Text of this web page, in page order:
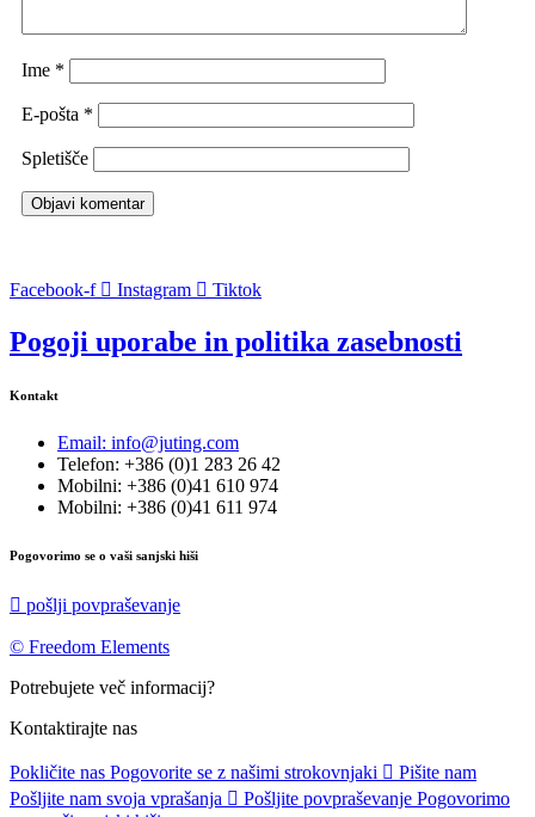
Ime *
E-pošta *
Spletišče
Facebook-f Instagram Tiktok
Pogoji uporabe in politika zasebnosti
Kontakt
Email: info@juting.com
Telefon: +386 (0)1 283 26 42
Mobilni: +386 (0)41 610 974
Mobilni: +386 (0)41 611 974
Pogovorimo se o vaši sanjski hiši
pošlji povpraševanje
© Freedom Elements
Potrebujete več informacij?
Kontaktirajte nas
Pokličite nas Pogovorite se z našimi strokovnjaki
Pišite nam
Pošljite nam svoja vprašanja
Pošljite povpraševanje Pogovorimo